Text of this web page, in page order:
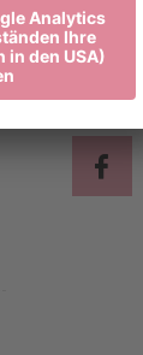
Standard
45,00 €
Teilen